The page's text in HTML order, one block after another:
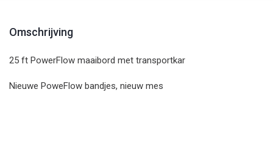
Omschrijving
25 ft PowerFlow maaibord met transportkar
Nieuwe PoweFlow bandjes, nieuw mes